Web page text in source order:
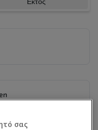
σας